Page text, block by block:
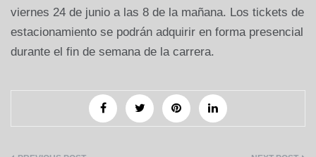
viernes 24 de junio a las 8 de la mañana. Los tickets de
estacionamiento se podrán adquirir en forma presencial
durante el fin de semana de la carrera.